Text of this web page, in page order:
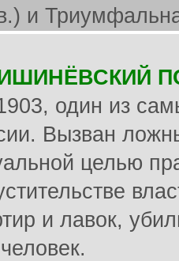
и
один из
Вызван
целью
и лавок,